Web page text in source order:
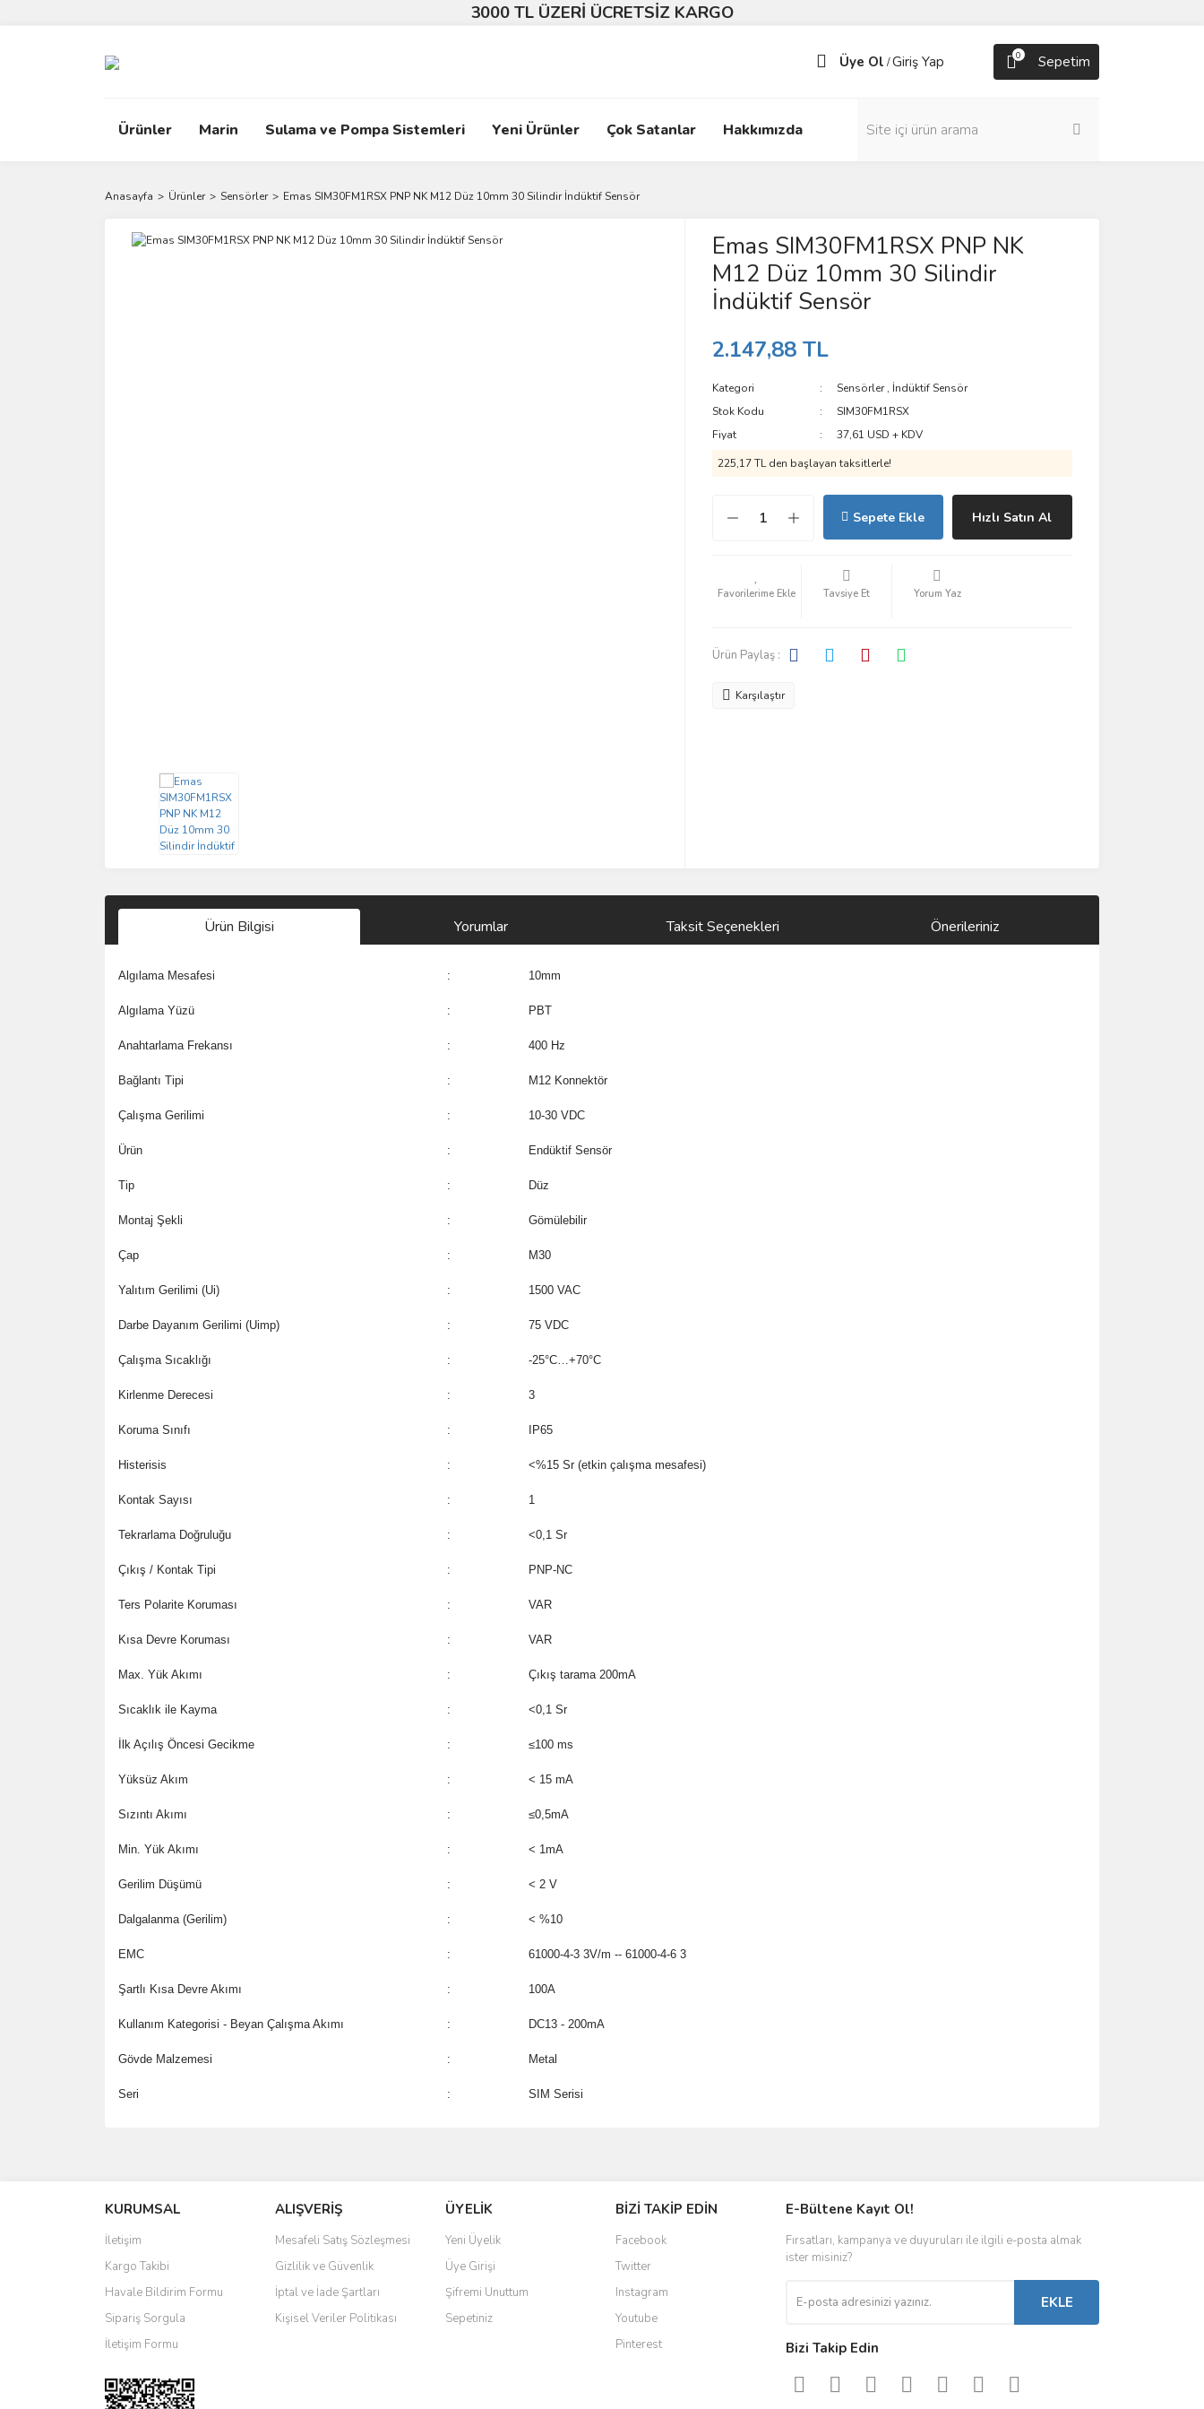
3000 TL ÜZERİ ÜCRETSİZ KARGO
Üye Ol /Giriş Yap 0 Sepetim
Ürünler Marin Sulama ve Pompa Sistemleri Yeni Ürünler Çok Satanlar Hakkımızda
Anasayfa Ürünler Sensörler Emas SIM30FM1RSX PNP NK M12 Düz 10mm 30 Silindir İndüktif Sensör
Emas SIM30FM1RSX PNP NK
M12 Düz 10mm 30 Silindir
İndüktif Sensör
2.147,88 TL
Kategori Sensörler, İndüktif Sensör
Stok Kodu
SIM30FM1RSX
Fiyat
37,61 USD + KDV
225,17 TL den başlayan taksitlerle!
Sepete Ekle Hızlı Satın Al
Tavsiye Et Yorum Yaz
Ürün Paylaş :
Karşılaştır
Ürün Bilgisi Yorumlar Taksit Seçenekleri Önerileriniz
Algılama Mesafesi : 10mm
Algılama Yüzü : PBT
Anahtarlama Frekansı : 400 Hz
Bağlantı Tipi : M12 Konnektör
Çalışma Gerilimi : 10-30 VDC
Ürün : Endüktif Sensör
Tip : Düz
Montaj Şekli : Gömülebilir
Çap : M30
Yalıtım Gerilimi (Ui) : 1500 VAC
Darbe Dayanım Gerilimi (Uimp) : 75 VDC
Çalışma Sıcaklığı : -25°C…+70°C
Kirlenme Derecesi : 3
Koruma Sınıfı : IP65
Histerisis : <%15 Sr (etkin çalışma mesafesi)
Kontak Sayısı : 1
Tekrarlama Doğruluğu : <0,1 Sr
Çıkış / Kontak Tipi : PNP-NC
Ters Polarite Koruması : VAR
Kısa Devre Koruması : VAR
Max. Yük Akımı : Çıkış tarama 200mA
Sıcaklık ile Kayma : <0,1 Sr
İlk Açılış Öncesi Gecikme : ≤100 ms
Yüksüz Akım : < 15 mA
Sızıntı Akımı : ≤0,5mA
Min. Yük Akımı : < 1mA
Gerilim Düşümü : < 2 V
Dalgalanma (Gerilim) : < %10
EMC : 61000-4-3 3V/m -- 61000-4-6 3
Şartlı Kısa Devre Akımı : 100A
Kullanım Kategorisi - Beyan Çalışma Akımı : DC13 - 200mA
Gövde Malzemesi : Metal
Seri : SIM Serisi
Ürün resmi kalitesiz, bozuk veya görüntülenemiyor.
Ürün açıklamasında eksik bilgiler bulunuyor.
Ürün bilgilerinde hatalar bulunuyor.
Ürün fiyatı diğer sitelerden daha pahalı.
Bu ürüne benzer farklı alternatifler olmalı.
KURUMSAL
İletişim
Kargo Takibi
Havale Bildirim Formu
Sipariş Sorgula
İletişim Formu
ALIŞVERİŞ
Mesafeli Satış Sözleşmesi
Gizlilik ve Güvenlik
İptal ve İade Şartları
Kişisel Veriler Politikası
ÜYELİK
Yeni Üyelik
Üye Girişi
Şifremi Unuttum
Sepetiniz
BİZİ TAKİP EDİN
Facebook
Twitter
Instagram
Youtube
Pinterest
E-Bültene Kayıt Ol!
Fırsatları, kampanya ve duyuruları ile ilgili e-posta almak
ister misiniz?
EKLE
Bizi Takip Edin